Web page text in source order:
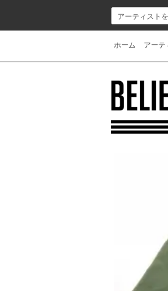
ホーム アーテ